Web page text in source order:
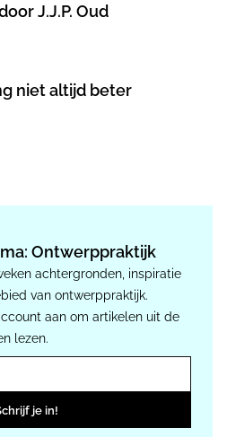
J.J.P. Oud
niet altijd beter
Ontwerppraktijk
achtergronden, inspiratie
van ontwerppraktijk.
aan om artikelen uit de
lezen.
je in!